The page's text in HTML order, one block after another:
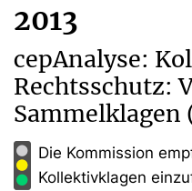
2013
cepAnalyse:
Rechtsschutz:
Die Kommission
Kollektivklagen